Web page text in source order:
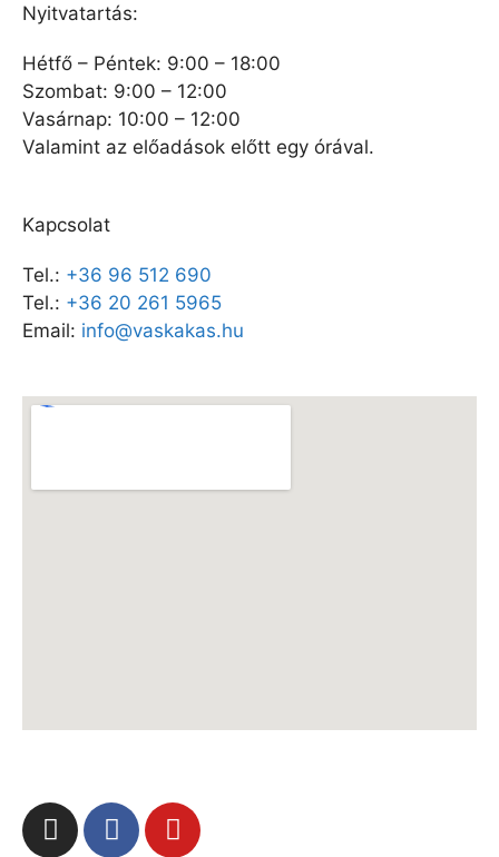
Nyitvatartás:
Hétfő – Péntek: 9:00 – 18:00
Szombat: 9:00 – 12:00
Vasárnap: 10:00 – 12:00
Valamint az előadások előtt egy órával.
Kapcsolat
Tel.: +36 96 512 690
Tel.: +36 20 261 5965
Email: info@vaskakas.hu